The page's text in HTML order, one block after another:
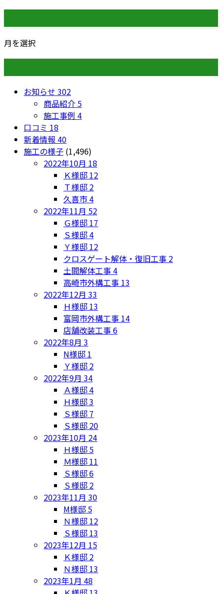
月を選択
お知らせ 302
商品紹介 5
施工事例 4
口コミ 18
新着情報 40
施工の様子 (1,496)
2022年10月 18
Ｋ様邸 12
Ｔ様邸 2
久喜市4
2022年11月 52
Ｇ様邸 17
Ｓ様邸4
Ｙ様邸 12
クロスゲート解体・復旧工事 2
土間解体工事4
高崎市外構工事 13
2022年12月 33
Ｈ様邸 13
富岡市外構工事 14
店舗改装工事6
2022年8月 3
N様邸 1
Ｙ様邸 2
2022年9月 34
Ａ様邸4
Ｈ様邸3
Ｓ様邸 7
Ｓ様邸 20
2023年10月 24
Ｈ様邸 5
Ｍ様邸 11
Ｓ様邸6
Ｓ様邸 2
2023年11月 30
M様邸 5
Ｎ様邸 12
Ｓ様邸 13
2023年12月 15
Ｋ様邸 2
Ｎ様邸 13
2023年1月 48